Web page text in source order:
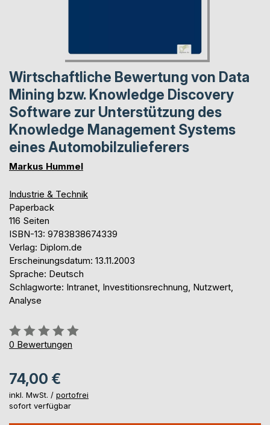
Wirtschaftliche Bewertung von Data
Mining bzw. Knowledge Discovery
Software zur Unterstützung des
Knowledge Management Systems
eines Automobilzulieferers
Markus Hummel
Industrie & Technik
Paperback
116 Seiten
ISBN-13: 9783838674339
Verlag: Diplom.de
Erscheinungsdatum: 13.11.2003
Sprache: Deutsch
Schlagworte: Intranet, Investitionsrechnung, Nutzwert,
Analyse
Bewertung::
0%
0 Bewertungen
74,00 €
inkl. MwSt. / portofrei
sofort verfügbar